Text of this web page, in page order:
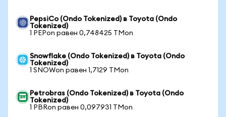
PepsiCo (Ondo Tokenized) в Toyota (Ondo
Tokenized)
1 PEPon равен 0,748425 TMon
Snowflake (Ondo Tokenized) в Toyota (Ondo
Tokenized)
1 SNOWon равен 1,7129 TMon
Petrobras (Ondo Tokenized) в Toyota (Ondo
Tokenized)
1 PBRon равен 0,097931 TMon